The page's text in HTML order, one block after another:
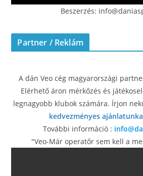
Beszerzés:
Partner / Reklám
A dán Veo cég magyarországi
Elérhető áron mérkőzés és
legnagyobb klubok számára. Írjon
kedvezményes
További információ :
"Veo-Már operatőr sem kell a